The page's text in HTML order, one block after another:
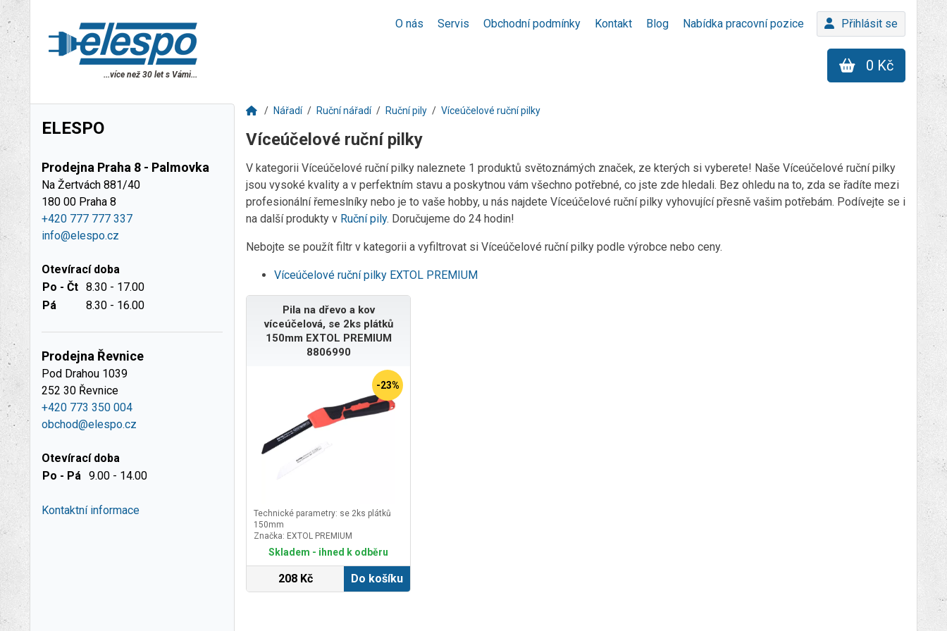
O nás Servis Obchodní podmínky Kontakt Blog Nabídka pracovní pozice Přihlásit se
...více než 30 let s Vámi...
0 Kč
ELESPO
Prodejna Praha 8 - Palmovka
Na Žertvách 881/40
180 00 Praha 8
+420 777 777 337
info@elespo.cz
Otevírací doba
Po - Čt 8.30 - 17.00
Pá
8.30 - 16.00
Prodejna Řevnice
Pod Drahou 1039
252 30 Řevnice
+420 773 350 004
obchod@elespo.cz
Otevírací doba
Po - Pá 9.00 - 14.00
Kontaktní informace
Nářadí Ruční nářadí Ruční pily Víceúčelové ruční pilky
Víceúčelové ruční pilky
V kategorii Víceúčelové ruční pilky naleznete 1 produktů světoznámých značek, ze kterých si vyberete! Naše Víceúčelové ruční pilky
jsou vysoké kvality a v perfektním stavu a poskytnou vám všechno potřebné, co jste zde hledali. Bez ohledu na to, zda se řadíte mezi
profesionální řemeslníky nebo je to vaše hobby, u nás najdete Víceúčelové ruční pilky vyhovující přesně vašim potřebám. Podívejte se i
na další produkty v Ruční pily. Doručujeme do 24 hodin!
Nebojte se použít filtr v kategorii a vyfiltrovat si Víceúčelové ruční pilky podle výrobce nebo ceny.
Víceúčelové ruční pilky EXTOL PREMIUM
Pila na dřevo a kov
víceúčelová, se 2ks plátků
150mm EXTOL PREMIUM
8806990
-23%
Technické parametry: se 2ks plátků
150mm
Značka: EXTOL PREMIUM
Skladem - ihned k odběru
208 Kč Do košíku